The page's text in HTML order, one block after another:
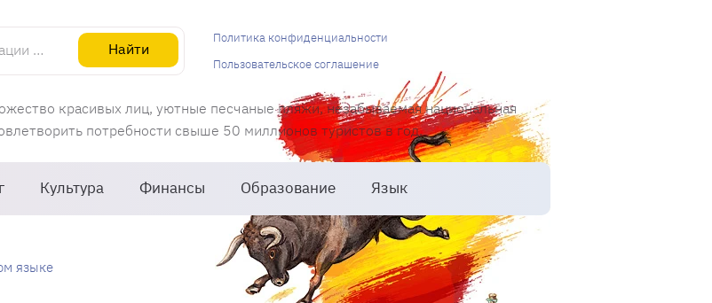
Испании
Найти
красивых лиц, уютные песчаные пляжи, незабываемая национальная
потребности свыше 50 миллионов туристов в год.
Культура Финансы Образование Язык
Политика конфиденциальности
Пользовательское соглашение
языке